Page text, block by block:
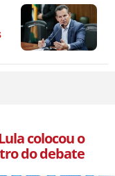
colocou o
do debate